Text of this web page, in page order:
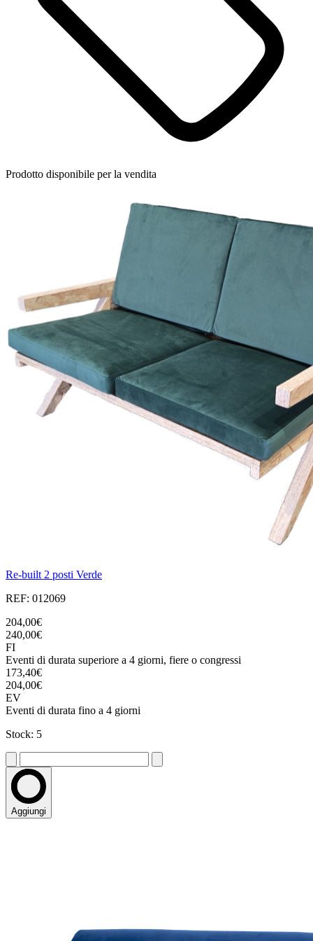
Prodotto disponibile per la vendita
Re-built 2 posti Verde
REF: 012069
204,00€
240,00€
FI
Eventi di durata superiore a 4 giorni, fiere o congressi
173,40€
204,00€
EV
Eventi di durata fino a 4 giorni
Stock: 5
Aggiungi